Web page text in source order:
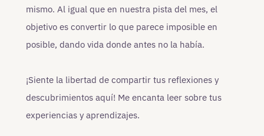
mismo. Al igual que en nuestra pista del mes, el
objetivo es convertir lo que parece imposible en
posible, dando vida donde antes no la había.
¡Siente la libertad de compartir tus reflexiones y
descubrimientos aquí! Me encanta leer sobre tus
experiencias y aprendizajes.